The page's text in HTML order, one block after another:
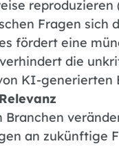
reproduzieren
Fragen sich
fördert eine
die
KI-generierten
Branchen
an zukünftige